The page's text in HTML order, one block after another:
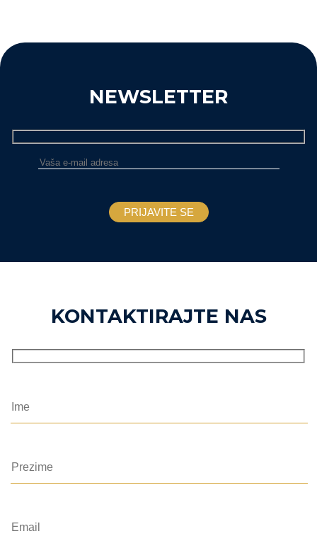
NEWSLETTER
KONTAKTIRAJTE NAS